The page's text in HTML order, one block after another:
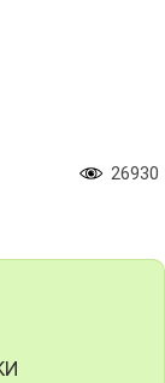
26930